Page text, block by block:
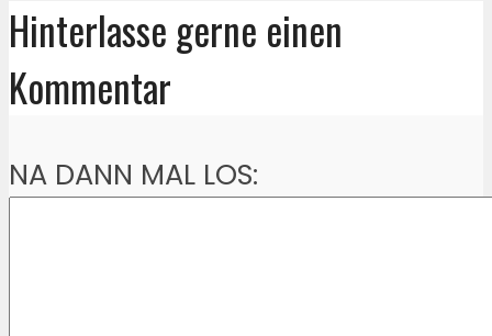
Hinterlasse gerne einen
Kommentar
NA DANN MAL LOS: